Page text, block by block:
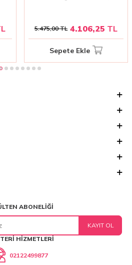
5.475,00TL 4.106,25 TL
Sepete Ekle
ABONELIĞI
KAYIT OL
HIZMETLERI
02122499877